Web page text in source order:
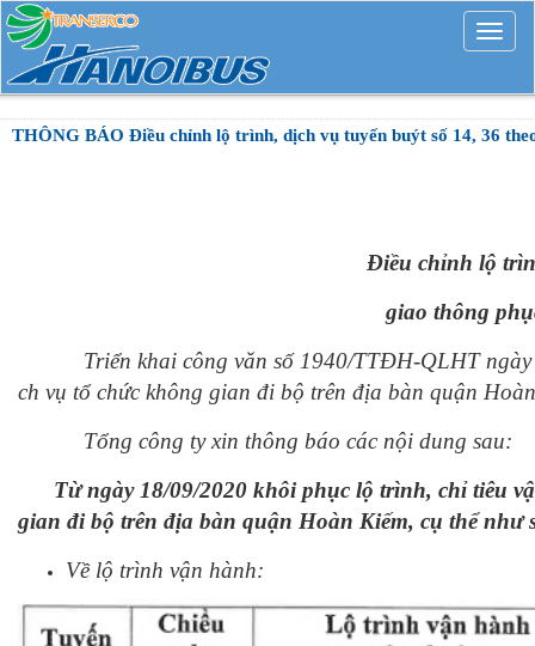
Mở
rộng
THÔNG BÁO Điều chỉnh lộ trình, dịch vụ tuyến buýt số 14, 36
Điều chỉnh lộ
giao thông
Triển khai công văn số 1940/TTĐH-QLHT ngày
ch vụ tổ chức không gian đi bộ trên địa bàn quận
Tổng công ty xin thông báo các nội dung sau:
Từ ngày 18/09/2020 khôi phục lộ trình, chỉ tiêu
gian đi bộ trên địa bàn quận Hoàn Kiếm, cụ thể như
Về lộ trình vận hành: